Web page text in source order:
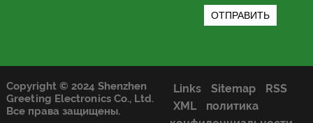
Copyright © 2024 Shenzhen
Greeting Electronics Co., Ltd.
Все права защищены.
Links Sitemap
RSS
XML
политика